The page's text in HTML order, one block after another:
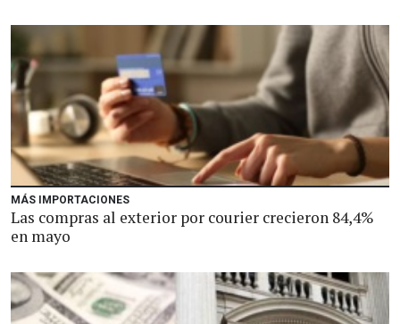
MÁS IMPORTACIONES
Las compras al exterior por courier crecieron 84,4%
en mayo